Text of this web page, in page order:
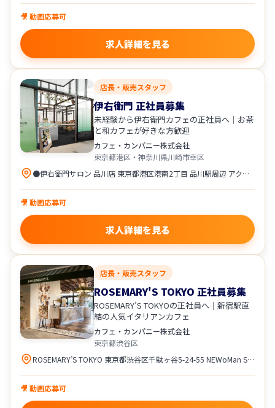
🎥 動画応募可
求人詳細を見る
店長・販売スタッフ
伊右衛門 正社員募集
未経験から伊右衛門カフェの正社員へ｜お茶
と和カフェが好きな方歓迎
カフェ・カンパニー株式会社
東京都港区・神奈川県川崎市幸区
●伊右衛門サロン 品川店 東京都港区港南2丁目 品川駅周辺 アクセス ・各線「品川駅」より徒歩圏内 ●伊右衛門サロン ラゾーナ川崎店 神奈川県川崎市幸区堀川町72-1 ラゾーナ川崎プラザ内 アクセス ・JR「川崎駅」より徒歩1分 ・京急本線「京急川崎駅」より徒歩3分 配属は、希望や通勤を考慮して決定します。
🎥 動画応募可
求人詳細を見る
店長・販売スタッフ
ROSEMARY'S TOKYO 正社員募集
ROSEMARY’S TOKYOの正社員へ｜新宿駅直
結の人気イタリアンカフェ
カフェ・カンパニー株式会社
東京都渋谷区
ROSEMARY’S TOKYO 東京都渋谷区千駄ヶ谷5-24-55 NEWoMan SHINJUKU 6F アクセス ・JR各線「新宿駅」ミライナタワー改札・甲州街道改札・新南改札方面より直結 ・都営新宿線、都営大江戸線、京王新線「新宿駅」より徒歩5分 ・東京メトロ副都心線「新宿三丁目駅」より徒歩3分 ・地下1階地下鉄口直結
🎥 動画応募可